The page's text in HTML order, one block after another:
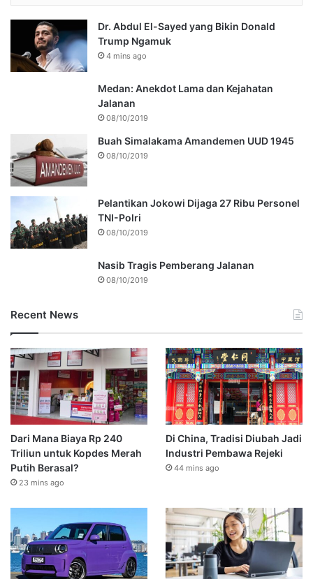
Dr. Abdul El-Sayed yang Bikin Donald
Trump Ngamuk
4 mins ago
Medan: Anekdot Lama dan Kejahatan
Jalanan
08/10/2019
Buah Simalakama Amandemen UUD 1945
08/10/2019
Pelantikan Jokowi Dijaga 27 Ribu Personel
TNI-Polri
08/10/2019
Nasib Tragis Pemberang Jalanan
08/10/2019
Recent News
Dari Mana Biaya Rp 240
Triliun untuk Kopdes Merah
Putih Berasal?
23 mins ago
Di China, Tradisi Diubah Jadi
Industri Pembawa Rejeki
44 mins ago